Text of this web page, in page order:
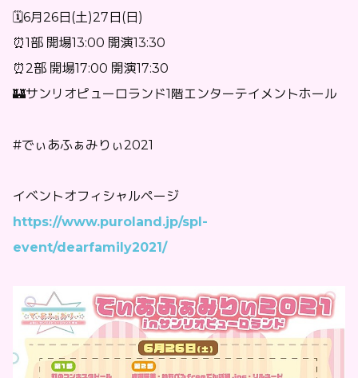
🗓6月26日(土)27日(日)
⏰1部 開場13:00 開演13:30
⏰2部 開場17:00 開演17:30
🏰サンリオピューロランド1階エンターテイメントホール
#でぃあふぁみりぃ2021
イベントオフィシャルページ
https://www.puroland.jp/spl-
event/dearfamily2021/